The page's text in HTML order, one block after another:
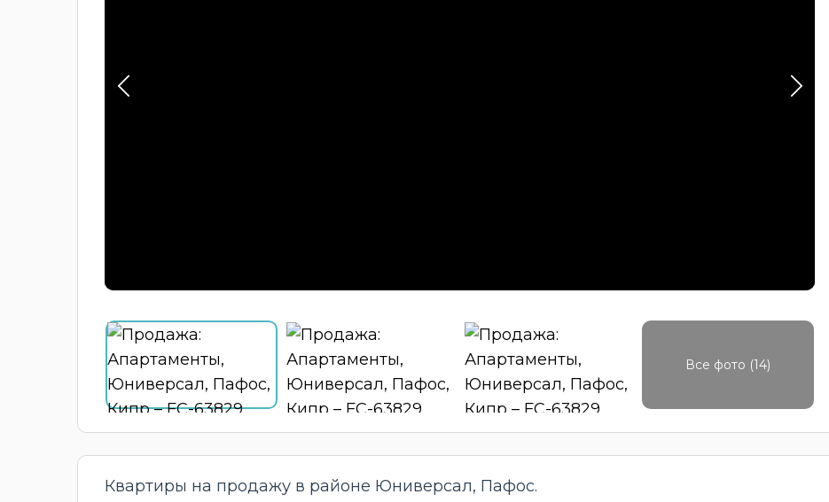
Все фото (14)
Квартиры на продажу в районе Юниверсал, Пафос.